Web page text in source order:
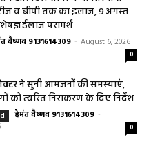
हॉस्पिटल सामान्य बीमारियों से
व बीपी तक का इलाज, 9 अगस्त
वैष्णव 9131614309 August 6, 2026
0
ने सुनी आमजनों की समस्याएं,